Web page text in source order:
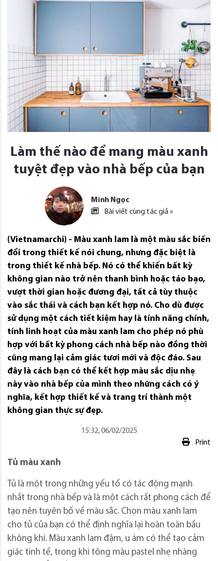
Làm thế nào để mang màu xanh
tuyệt đẹp vào nhà bếp của bạn
Minh Ngọc
Bài viết cùng tác giả »
(Vietnamarchi) - Màu xanh lam là một màu sắc biến
đổi trong thiết kế nói chung, nhưng đặc biệt là
trong thiết kế nhà bếp. Nó có thể khiến bất kỳ
không gian nào trở nên thanh bình hoặc táo bạo,
vượt thời gian hoặc đương đại, tất cả tùy thuộc
vào sắc thái và cách bạn kết hợp nó. Cho dù được
sử dụng một cách tiết kiệm hay là tính năng chính,
tính linh hoạt của màu xanh lam cho phép nó phù
hợp với bất kỳ phong cách nhà bếp nào đồng thời
cũng mang lại cảm giác tươi mới và độc đáo. Sau
đây là cách bạn có thể kết hợp màu sắc dịu nhẹ
này vào nhà bếp của mình theo những cách có ý
nghĩa, kết hợp thiết kế và trang trí thành một
không gian thực sự đẹp.
15:32, 06/02/2025
Print
Tủ màu xanh
Tủ là một trong những yếu tố có tác động mạnh
nhất trong nhà bếp và là một cách rất phong cách để
tạo nên tuyên bố về màu sắc. Chọn màu xanh lam
cho tủ của bạn có thể định nghĩa lại hoàn toàn bầu
không khí. Màu xanh lam đậm, u ám có thể tạo cảm
giác tinh tế, trong khi tông màu pastel nhẹ nhàng